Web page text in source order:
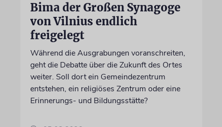
Bima der Großen Synagoge
von Vilnius endlich
freigelegt
Während die Ausgrabungen voranschreiten,
geht die Debatte über die Zukunft des Ortes
weiter. Soll dort ein Gemeindezentrum
entstehen, ein religiöses Zentrum oder eine
Erinnerungs- und Bildungsstätte?